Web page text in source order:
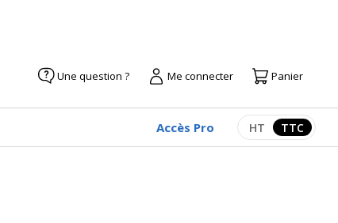
Une question ? Me connecter Panier
Accès Pro Afficher les
HT TTC